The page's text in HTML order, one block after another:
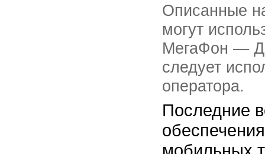
Описанные
могут
МегаФон —
следует
оператора.
Последние
мобильных